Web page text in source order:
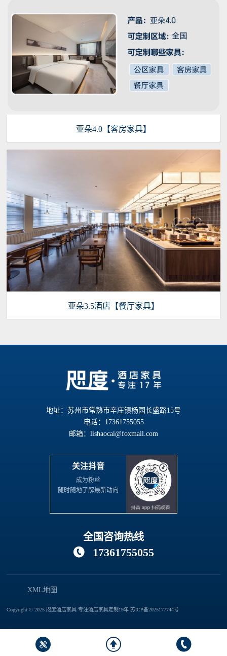
  
亚朵4.0【客房家具】
亚朵3.5酒店【餐厅家具】
地址：苏州市常熟市辛庄镇杨园长盛路15号
电话：17361755055
邮箱：lishaocai@foxmail.com
关注抖音
成为粉丝
随时随地了解最新动向
全国咨询热线

17361755055
XML地图
Copyright © 2025 咫度酒店家具 专注酒店家具定制19年苏ICP备2025177744号